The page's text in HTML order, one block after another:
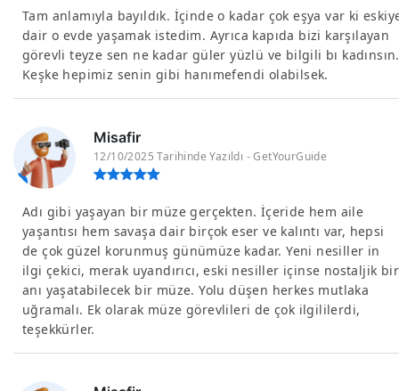
Tam anlamıyla bayıldık. İçinde o kadar çok eşya var ki
dair o evde yaşamak istedim. Ayrıca kapıda bizi karşılayan
görevli teyze sen ne kadar güler yüzlü ve bilgili bı kadınsın.
Keşke hepimiz senin gibi hanımefendi olabilsek.
Misafir
12/10/2025 Tarihinde Yazıldı - GetYourGuide
Adı gibi yaşayan bir müze gerçekten. İçeride hem aile
yaşantısı hem savaşa dair birçok eser ve kalıntı var, hepsi
de çok güzel korunmuş günümüze kadar. Yeni nesiller in
ilgi çekici, merak uyandırıcı, eski nesiller içinse nostaljik bir
anı yaşatabilecek bir müze. Yolu düşen herkes mutlaka
uğramalı. Ek olarak müze görevlileri de çok ilgililerdi,
teşekkürler.